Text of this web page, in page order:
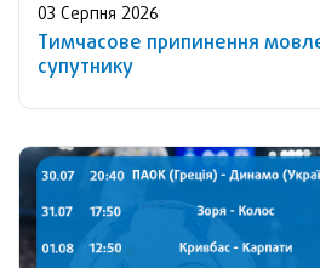
03 Серпня 2026
Тимчасове припинення
супутнику